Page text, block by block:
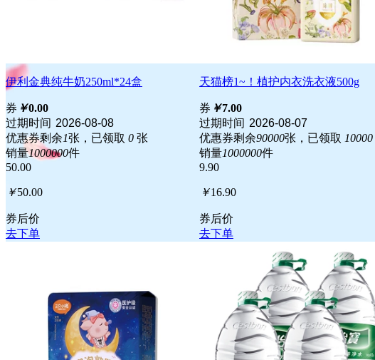
伊利金典纯牛奶250ml*24盒
券 ￥0.00
过期时间 2026-08-08
优惠券剩余1张，已领取 0 张
销量1000000件
50.00
￥50.00
券后价
去下单
天猫榜1~！植护内衣洗衣液500g
券 ￥7.00
过期时间 2026-08-07
优惠券剩余90000张，已领取 10000
销量1000000件
9.90
￥16.90
券后价
去下单